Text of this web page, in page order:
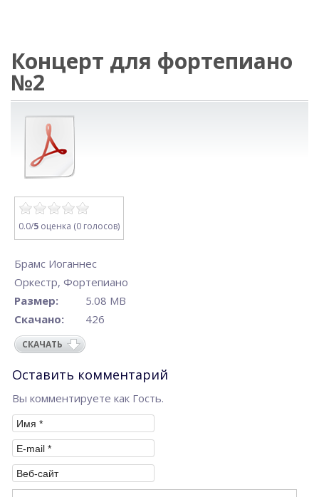
Концерт для фортепиано
№2
0.0/5 оценка (0 голосов)
Брамс Иоганнес
Оркестр, Фортепиано
Размер:
5.08 MB
Скачано:
426
СКАЧАТЬ
Оставить комментарий
Вы комментируете как Гость.